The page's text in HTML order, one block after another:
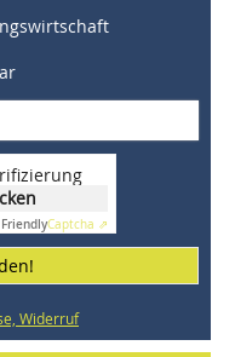
FriendlyCaptcha ⇗
Widerruf